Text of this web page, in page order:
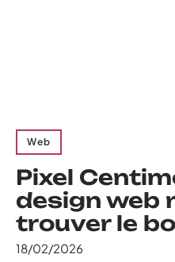
Web
Pixel
design web
trouver le
18/02/2026